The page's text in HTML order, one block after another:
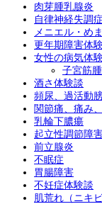
肉芽腫乳腺炎
自律神経失調
メニエル・め
更年期障害体
女性の病気体
子宮筋
酒さ体験談
頻尿、過活動
関節痛、痛み
乳輪下膿瘍
起立性調節障
前立腺炎
不眠症
胃腸障害
不妊症体験談
肌荒れ（ニキ